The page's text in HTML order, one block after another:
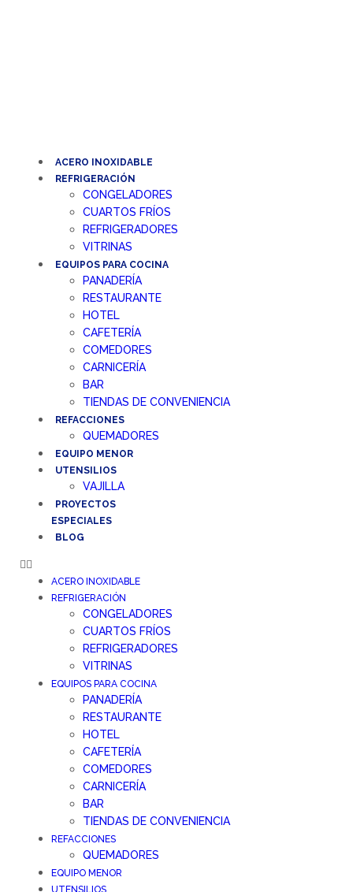
ACERO INOXIDABLE
REFRIGERACIÓN
CONGELADORES
CUARTOS FRÍOS
REFRIGERADORES
VITRINAS
EQUIPOS PARA COCINA
PANADERÍA
RESTAURANTE
HOTEL
CAFETERÍA
COMEDORES
CARNICERÍA
BAR
TIENDAS DE CONVENIENCIA
REFACCIONES
QUEMADORES
EQUIPO MENOR
UTENSILIOS
VAJILLA
PROYECTOS
ESPECIALES
BLOG
ACERO INOXIDABLE
REFRIGERACIÓN
CONGELADORES
CUARTOS FRÍOS
REFRIGERADORES
VITRINAS
EQUIPOS PARA COCINA
PANADERÍA
RESTAURANTE
HOTEL
CAFETERÍA
COMEDORES
CARNICERÍA
BAR
TIENDAS DE CONVENIENCIA
REFACCIONES
QUEMADORES
EQUIPO MENOR
UTENSILIOS